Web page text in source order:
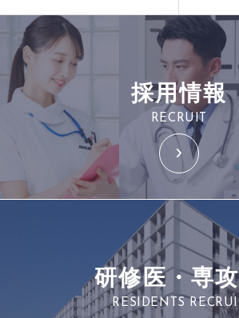
採用情報
RECRUIT
研修医・専
RESIDENTS